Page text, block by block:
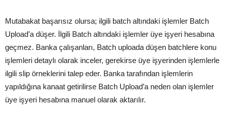
Mutabakat başarısız olursa; ilgili batch altındaki işlemler Batch
Upload’a düşer. İlgili Batch altındaki işlemler üye işyeri hesabına
geçmez. Banka çalışanları, Batch uploada düşen batchlere konu
işlemleri detaylı olarak inceler, gerekirse üye işyerinden işlemlerle
ilgili slip örneklerini talep eder. Banka tarafından işlemlerin
yapıldığına kanaat getirilirse Batch Upload’a neden olan işlemler
üye işyeri hesabına manuel olarak aktarılır.